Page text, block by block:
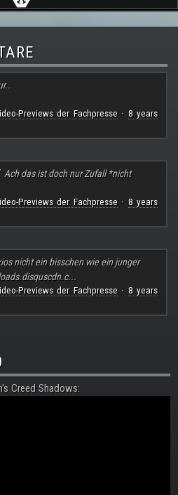
Previews der Fachpresse· 8 years
Ach das ist doch nur Zufall *nicht
Previews der Fachpresse· 8 years
nicht ein bisschen wie ein junger
Previews der Fachpresse· 8 years
Creed Shadows: